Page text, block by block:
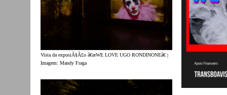
Vista da exposiÃ§Ã£o â€œWE LOVE UGO RONDINONEâ€ |
Imagem: Mandy Fraga